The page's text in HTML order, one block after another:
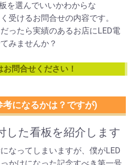
を選んでいいかわからな
受けるお問合せの内容です。
ったら実績のあるお店にLED電
みませんか？
お問合せください！
になるかは？ですが)
した看板を紹介します
なってしまいますが、僕がLED